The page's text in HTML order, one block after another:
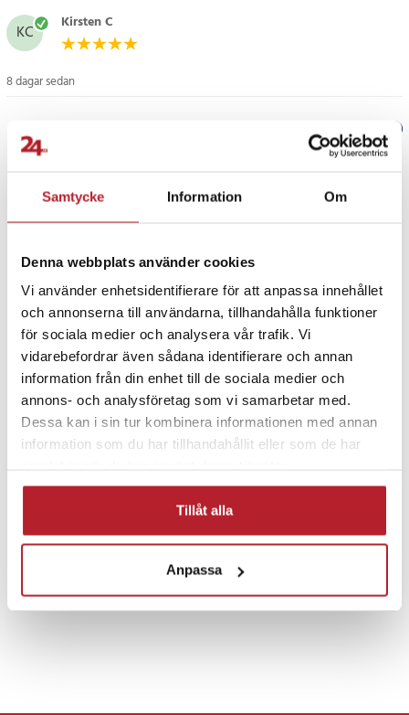
Samtycke Information Om
Denna webbplats använder cookies
Vi använder enhetsidentifierare för att anpassa innehållet
och annonserna till användarna, tillhandahålla funktioner
för sociala medier och analysera vår trafik. Vi
vidarebefordrar även sådana identifierare och annan
information från din enhet till de sociala medier och
annons- och analysföretag som vi samarbetar med.
Dessa kan i sin tur kombinera informationen med annan
information som du har tillhandahållit eller som de har
Tillåt alla
Anpassa
skapa en bekväm och funktionell gamingyta.
- Material: Polyester
- Användning: Gaming, golvskydd
Artikelnummer:129423
KC Kirsten C
8 dagar sedan
Verified by Trustvoice
Fortsätt att fynda
Hem & Trädgård Datortillbehör Kontor
Gaming Kontorsinredning